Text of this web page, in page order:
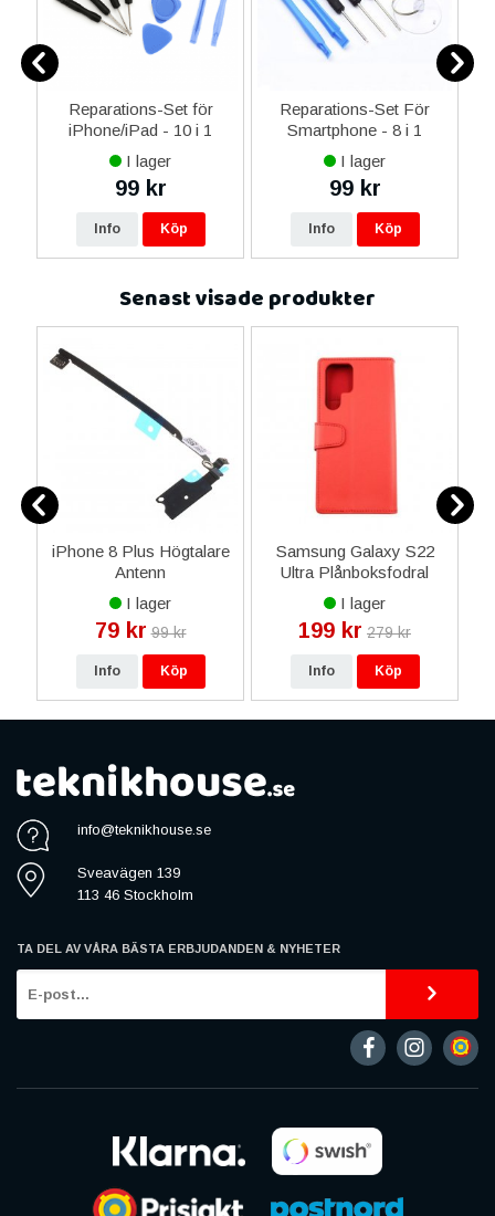
Reparations-Set för
iPhone/iPad - 10 i 1
I lager
99 kr
Info Köp
Reparations-Set För
Smartphone - 8 i 1
I lager
99 kr
Info Köp
Senast visade produkter
iPhone 8 Plus Högtalare
Antenn
I lager
79 kr 99 kr
Info Köp
Samsung Galaxy S22
Ultra Plånboksfodral
med Extra Kortfack -
Röd
I lager
199 kr 279 kr
Info Köp
info@teknikhouse.se
Sveavägen 139
113 46 Stockholm
TA DEL AV VÅRA BÄSTA ERBJUDANDEN & NYHETER